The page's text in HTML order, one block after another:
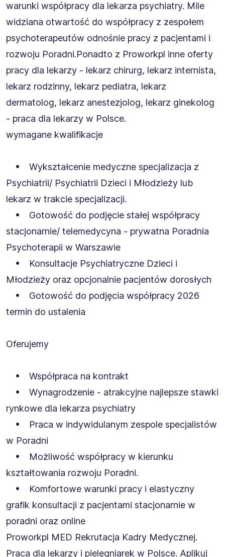
warunki współpracy dla lekarza psychiatry. Mile
widziana otwartość do współpracy z zespołem
psychoterapeutów odnośnie pracy z pacjentami i
rozwoju Poradni.Ponadto z Proworkpl inne oferty
pracy dla lekarzy - lekarz chirurg, lekarz internista,
lekarz rodzinny, lekarz pediatra, lekarz
dermatolog, lekarz anestezjolog, lekarz ginekolog
- praca dla lekarzy w Polsce.
wymagane kwalifikacje
• Wykształcenie medyczne specjalizacja z
Psychiatrii/ Psychiatrii Dzieci i Młodzieży lub
lekarz w trakcie specjalizacji.
• Gotowość do podjęcie stałej współpracy
stacjonarnie/ telemedycyna - prywatna Poradnia
Psychoterapii w Warszawie
• Konsultacje Psychiatryczne Dzieci i
Młodzieży oraz opcjonalnie pacjentów dorosłych
• Gotowość do podjęcia współpracy 2026
termin do ustalenia
Oferujemy
• Współpraca na kontrakt
• Wynagrodzenie - atrakcyjne najlepsze stawki
rynkowe dla lekarza psychiatry
• Praca w indywidulanym zespole specjalistów
w Poradni
• Możliwość współpracy w kierunku
kształtowania rozwoju Poradni.
• Komfortowe warunki pracy i elastyczny
grafik konsultacji z pacjentami stacjonarnie w
poradni oraz online
Proworkpl MED Rekrutacja Kadry Medycznej.
Praca dla lekarzy i pielęgniarek w Polsce. Aplikuj